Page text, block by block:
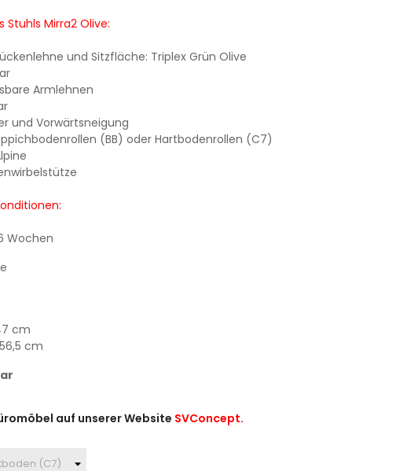
Mirra2 Olive:
und Sitzfläche: Triplex Grün Olive
Armlehnen
und Vorwärtsneigung
(BB) oder Hartbodenrollen (C7)
Wochen
cm
cm
auf unserer Website SVConcept.